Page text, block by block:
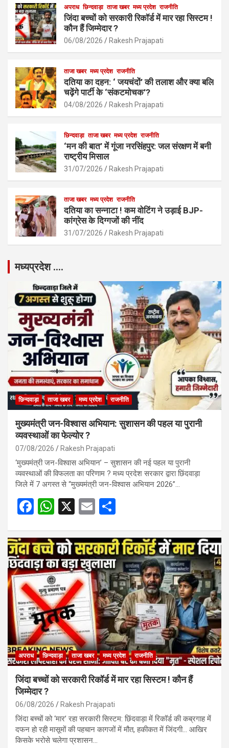
b
o
o
k
s
A
p
p
e
अपराध छिन्दवाड़ा ताजा खबर मध्य प्रदेश राजनीति
जिंदा बच्चों को सरकारी रिकॉर्ड में मार रहा सिस्टम !
कौन हैं जिम्मेदार ?
06/08/2026 Rakesh Prajapati
ताजा खबर मध्य प्रदेश राजनीति
दतिया का दहन: ‘ जयचंदों’ की तलाश और क्या बलि
चढ़ेंगे पार्टी के ‘संकटमोचक’?
04/08/2026 Rakesh Prajapati
छिन्दवाड़ा ताजा खबर मध्य प्रदेश राजनीति
‘मन की बात’ में गूंजा नरसिंहपुर: जल संरक्षण में बनी
राष्ट्रीय मिसाल
31/07/2026 Rakesh Prajapati
ताजा खबर मध्य प्रदेश राजनीति
दतिया का सन्नाटा ! कम वोटिंग ने उड़ाई BJP-
कांग्रेस के दिग्गजों की नींद
31/07/2026 Rakesh Prajapati
मध्यप्रदेश ….
छिन्दवाड़ा ताजा खबर मध्य प्रदेश राजनीति
मुख्यमंत्री जन-विश्वास अभियान: सुशासन की पहल या पुरानी
व्यवस्थाओं का फेल्योर ?
07/08/2026 Rakesh Prajapati
‘मुख्यमंत्री जन-विश्वास अभियान’ – सुशासन की नई पहल या पुरानी
व्यवस्थाओं की विफलता का परिणाम ? मध्य प्रदेश सरकार द्वारा छिंदवाड़ा
जिले में 7 अगस्त से “मुख्यमंत्री जन-विश्वास अभियान 2026”…
F
ce
b
o
o
k
W
at
s
A
p
p
X
E
ail ar
e
अपराध छिन्दवाड़ा ताजा खबर मध्य प्रदेश राजनीति
जिंदा बच्चों को सरकारी रिकॉर्ड में मार रहा सिस्टम ! कौन हैं
जिम्मेदार ?
06/08/2026 Rakesh Prajapati
जिंदा बच्चों को ‘मार’ रहा सरकारी सिस्टम: छिंदवाड़ा में रिकॉर्ड की कब्रगाह में
दफन हो रही मासूमों की पहचान कागजों में मौत, हकीकत में जिंदगी… आखिर
किसके भरोसे चलेगा प्रशासन…